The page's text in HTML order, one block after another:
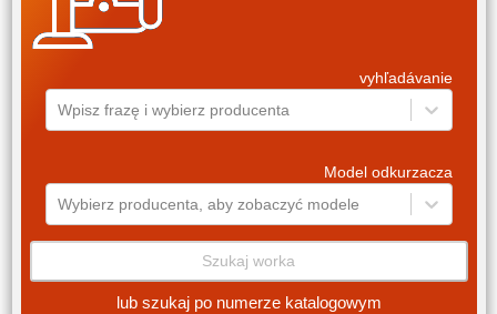
vyhľadávanie
Wpisz frazę i wybierz producenta
Model odkurzacza
Wybierz producenta, aby zobaczyć modele
Szukaj worka
lub szukaj po numerze katalogowym